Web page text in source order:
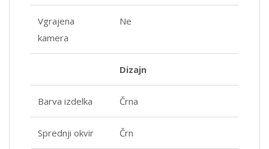
Vgrajena
kamera
Ne
Dizajn
Barva izdelka Črna
Sprednji okvir Črn